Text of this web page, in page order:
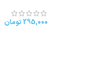
295,000 تومان